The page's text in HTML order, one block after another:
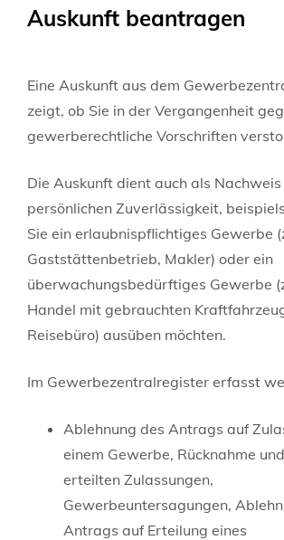
Auskunft beantragen
Eine Auskunft aus dem
zeigt, ob Sie in der Vergangenheit
gewerberechtliche Vorschriften
Die Auskunft dient auch als
persönlichen Zuverlässigkeit,
Sie ein erlaubnispflichtiges Gewerbe
Gaststättenbetrieb, Makler) oder ein
überwachungsbedürftiges Gewerbe
Handel mit gebrauchten
Reisebüro) ausüben möchten.
Im Gewerbezentralregister erfasst
Ablehnung des Antrags auf
einem Gewerbe, Rücknahme
erteilten Zulassungen,
Gewerbeuntersagungen,
Antrags auf Erteilung eines